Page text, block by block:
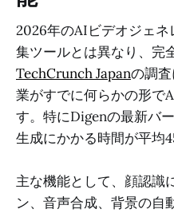
2026年のAIビデオジェ
集ツールとは異なり、完
TechCrunch Japanの調
業がすでに何らかの形で
す。特にDigenの最新バ
生成にかかる時間が平均
主な機能として、顔認識
ン、音声合成、背景の自